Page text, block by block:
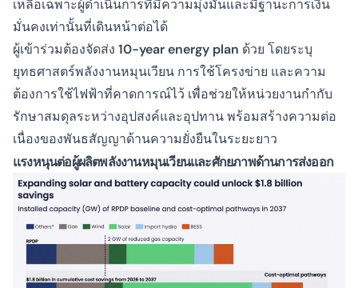
เหลือเฉพาะผู้ดำเนินการที่มีความมุ่งมั่นและมีฐานะการเงิน
มั่นคงเท่านั้นที่เดินหน้าต่อได้
ผู้เข้าร่วมต้องจัดส่ง 10-year energy plan ด้วย โดยระบุ
ยุทธศาสตร์พลังงานหมุนเวียน การใช้โครงข่าย และความ
ต้องการใช้ไฟฟ้าที่คาดการณ์ไว้ เพื่อช่วยให้หน่วยงานกำกับ
รักษาสมดุลระหว่างอุปสงค์และอุปทาน พร้อมสร้างความต่อ
เนื่องของพันธสัญญาด้านความยั่งยืนในระยะยาว
แรงหนุนต่อผู้ผลิตพลังงานหมุนเวียนและศักยภาพด้านการส่งออก